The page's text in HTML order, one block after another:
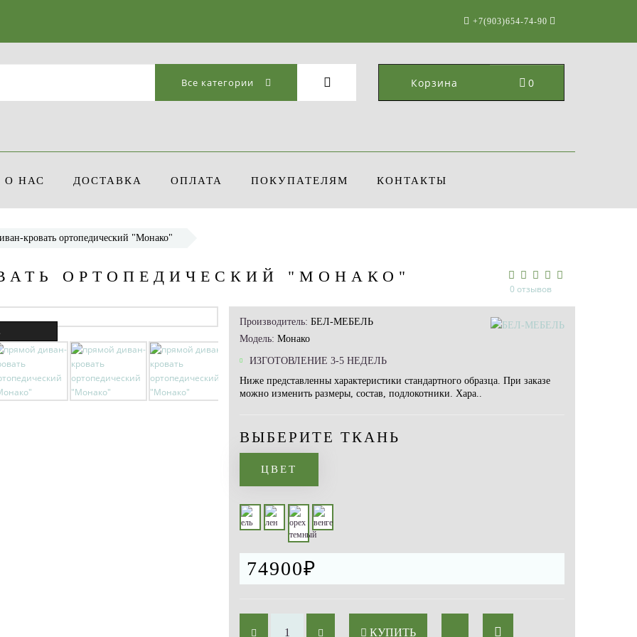
+7(903)654-74-90
Все категории Корзина 0
О НАС ДОСТАВКА ОПЛАТА ПОКУПАТЕЛЯМ КОНТАКТЫ
кровать ортопедический "Монако"
ОРТОПЕДИЧЕСКИЙ "МОНАКО"
0 отзывов
Производитель: БЕЛ-МЕБЕЛЬ
Модель: Монако
ИЗГОТОВЛЕНИЕ 3-5 НЕДЕЛЬ
Ниже представленны характеристики стандартного образца. При заказе
можно изменить размеры, состав, подлокотники. Хара..
ВЫБЕРИТЕ ТКАНЬ
ЦВЕТ
74900₽
КУПИТЬ